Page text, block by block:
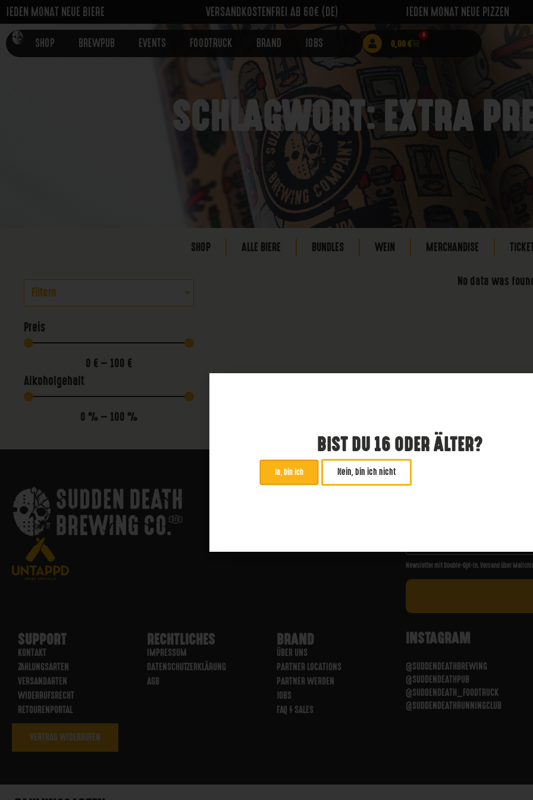
JEDEN MONAT NEUE BIERE VERSANDKOSTENFREI AB 60€ (DE) JEDEN MONAT NEUE PIZZEN
SHOP BREWPUB EVENTS FOODTRUCK BRAND JOBS 0,00€
0
SCHLAGWORT: EXTRA
SHOP ALLE BIERE BUNDLES WEIN MERCHANDISE
Filtern
Preis
0 € — 100 €
Alkoholgehalt
0 % — 100 %
No data was found
ABONNIERE UNSEREN
Newsletter mit Double-Opt-In. Versand über
SUPPORT
KONTAKT
ZAHLUNGSARTEN
VERSANDARTEN
WIDERRUFSRECHT
RETOURENPORTAL
RECHTLICHES
IMPRESSUM
DATENSCHUTZERKLÄRUNG
AGB
BRAND
ÜBER UNS
PARTNER LOCATIONS
PARTNER WERDEN
JOBS
FAQ / SALES
INSTAGRAM
@SUDDENDEATHBREWING
@SUDDENDEATHPUB
@SUDDENDEATH_FOODTRUCK
@SUDDENDEATHRUNNINGCLUB
VERTRAG WIDERRUFEN
BIST DU 16 ODER ÄLTER?
Ja, bin ich Nein, bin ich nicht